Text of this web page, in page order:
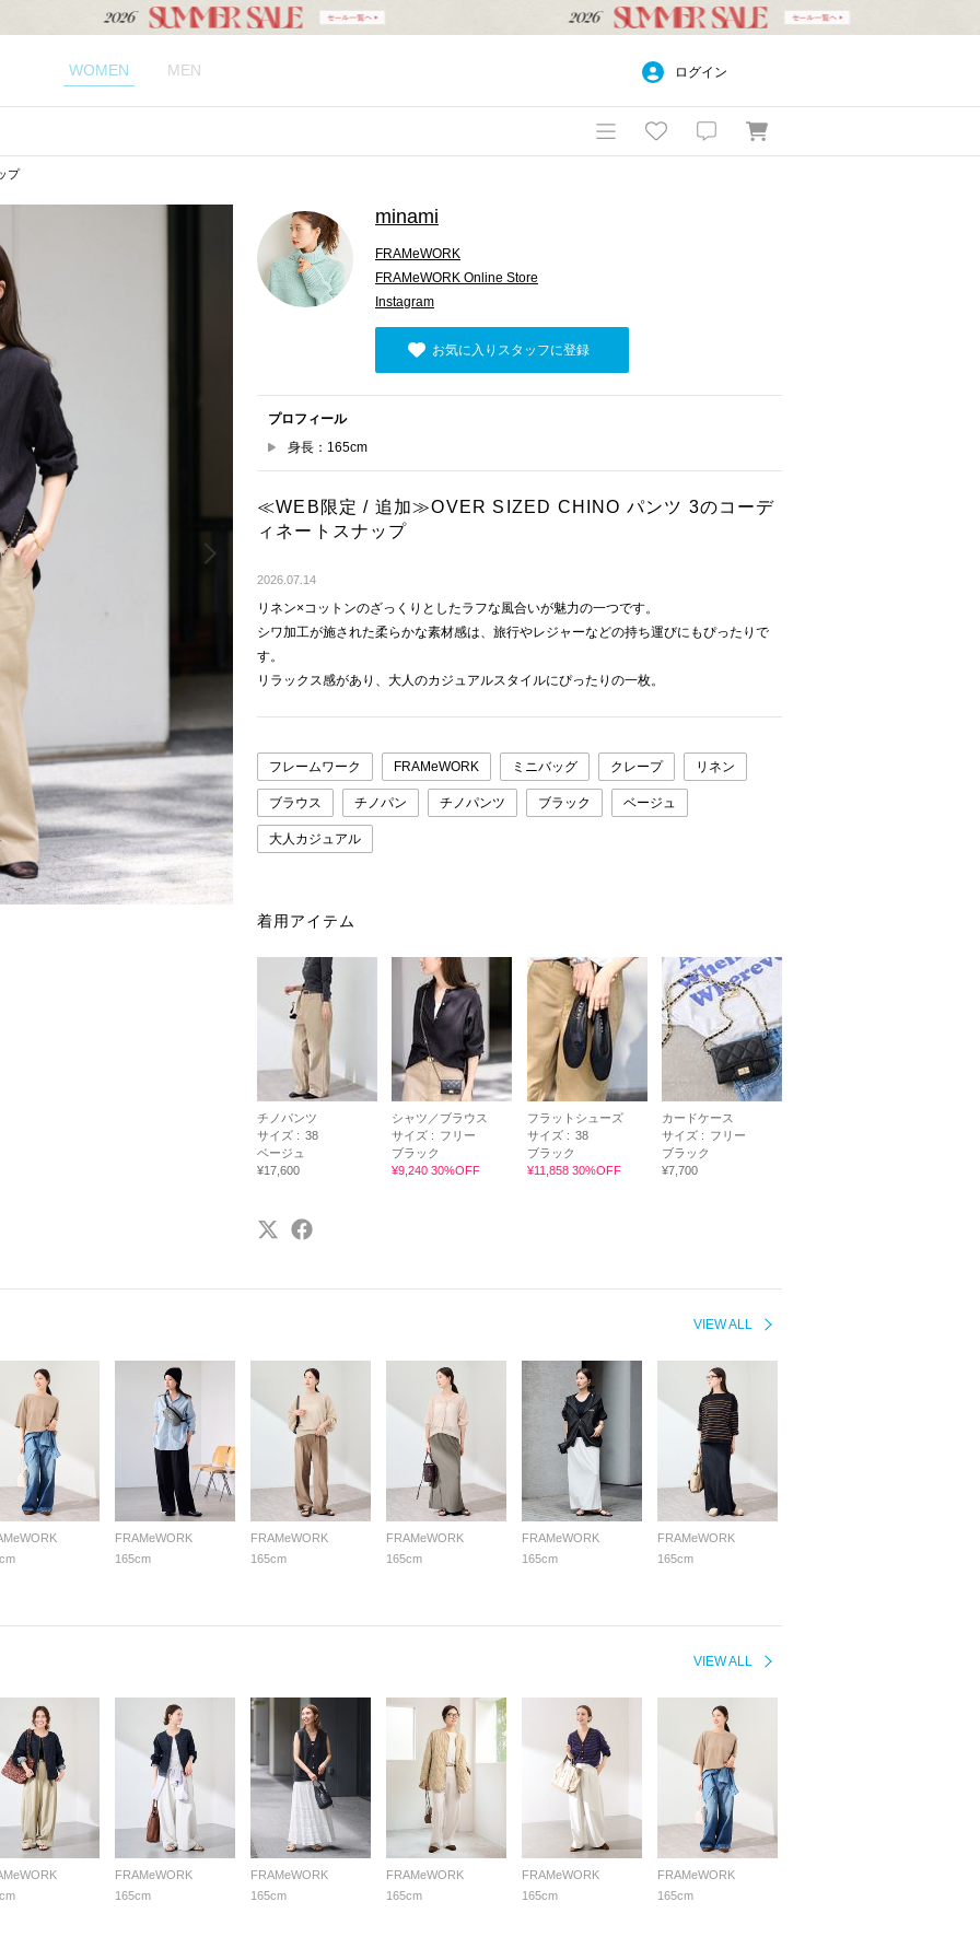
WOMEN MEN ログイン
プ
minami
FRAMeWORK
FRAMeWORK Online Store
Instagram
お気に入りスタッフに登録
プロフィール
身長：165cm
≪WEB限定 / 追加≫OVER SIZED CHINO パンツ 3のコーデ
ィネートスナップ
2026.07.14
リネン×コットンのざっくりとしたラフな風合いが魅力の一つです。
シワ加工が施された柔らかな素材感は、旅行やレジャーなどの持ち運びにもぴったりで
す。
リラックス感があり、大人のカジュアルスタイルにぴったりの一枚。
フレームワーク FRAMeWORK ミニバッグ クレープ リネン
ブラウス チノパン チノパンツ ブラック ベージュ
大人カジュアル
着用アイテム
チノパンツ
サイズ : 38
ベージュ
¥17,600
シャツ／ブラウス
サイズ : フリー
ブラック
¥9,240 30%OFF
フラットシューズ
サイズ : 38
ブラック
¥11,858 30%OFF
カードケース
サイズ : フリー
ブラック
¥7,700
VIEW ALL
FRAMeWORK
165cm
FRAMeWORK
165cm
FRAMeWORK
165cm
FRAMeWORK
165cm
FRAMeWORK
165cm
VIEW ALL
FRAMeWORK
165cm
FRAMeWORK
165cm
FRAMeWORK
165cm
FRAMeWORK
165cm
FRAMeWORK
165cm